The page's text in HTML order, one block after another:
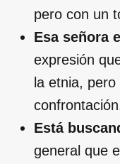
pero con un
Esa señora
expresión
la etnia,
Está
general que